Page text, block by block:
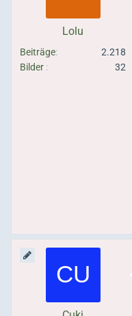
Lolu
Beiträge
2.218
Bilder
32